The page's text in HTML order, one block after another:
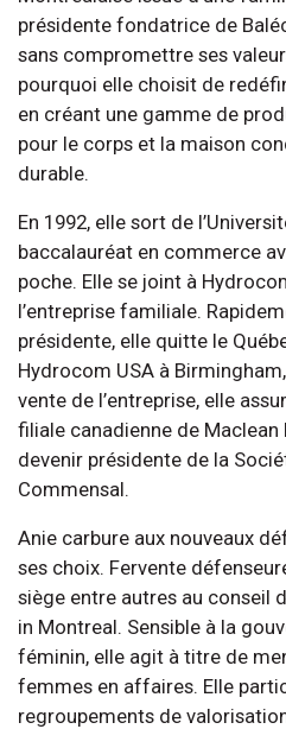
présidente fondatrice de
sans compromettre ses
pourquoi elle choisit de
en créant une gamme de
pour le corps et la maison
durable.
En 1992, elle sort de
baccalauréat en commerce
poche. Elle se joint à
l’entreprise familiale.
présidente, elle quitte le
Hydrocom USA à
vente de l’entreprise, elle
filiale canadienne de
devenir présidente de la
Commensal.
Anie carbure aux nouveaux
ses choix. Fervente
siège entre autres au conseil
in Montreal. Sensible à la
féminin, elle agit à titre de
femmes en affaires. Elle
regroupements de